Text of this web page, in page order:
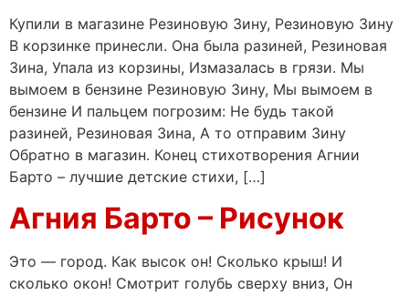
Купили в магазине Резиновую Зину, Резиновую Зину
В корзинке принесли. Она была разиней, Резиновая
Зина, Упала из корзины, Измазалась в грязи. Мы
вымоем в бензине Резиновую Зину, Мы вымоем в
бензине И пальцем погрозим: Не будь такой
разиней, Резиновая Зина, А то отправим Зину
Обратно в магазин. Конец стихотворения Агнии
Барто – лучшие детские стихи, […]
Агния Барто – Рисунок
Это — город. Как высок он! Сколько крыш! И
сколько окон! Смотрит голубь сверху вниз, Он